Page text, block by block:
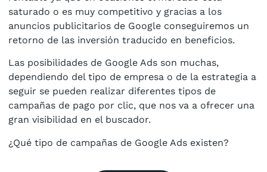
saturado o es muy competitivo y gracias a los
anuncios publicitarios de Google conseguiremos un
retorno de las inversión traducido en beneficios.
Las posibilidades de Google Ads son muchas,
dependiendo del tipo de empresa o de la estrategia a
seguir se pueden realizar diferentes tipos de
campañas de pago por clic, que nos va a ofrecer una
gran visibilidad en el buscador.
¿Qué tipo de campañas de Google Ads existen?